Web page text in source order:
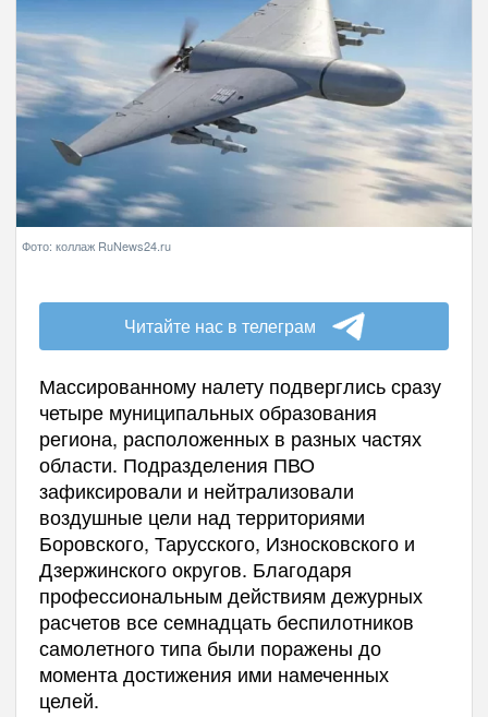
Фото: коллаж RuNews24.ru
Читайте нас в телеграм
Массированному налету подверглись сразу
четыре муниципальных образования
региона, расположенных в разных частях
области. Подразделения ПВО
зафиксировали и нейтрализовали
воздушные цели над территориями
Боровского, Тарусского, Износковского и
Дзержинского округов. Благодаря
профессиональным действиям дежурных
расчетов все семнадцать беспилотников
самолетного типа были поражены до
момента достижения ими намеченных
целей.